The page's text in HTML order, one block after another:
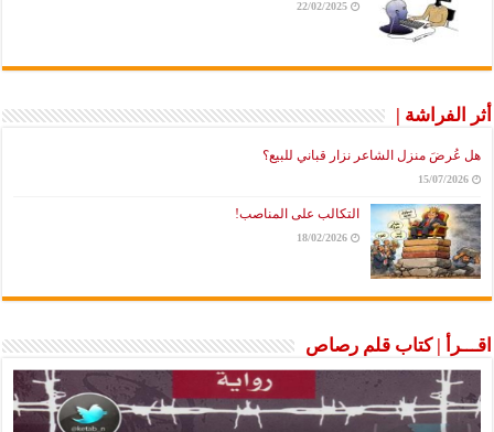
22/02/2025
أثر الفراشة |
هل عُرضَ منزل الشاعر نزار قباني للبيع؟
15/07/2026
التكالب على المناصب!
18/02/2026
اقـــرأ | كتاب قلم رصاص